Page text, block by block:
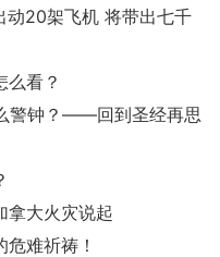
动20架飞机 将带出七千
么看？
警钟？——回到圣经再思
拿大火灾说起
难祈祷！